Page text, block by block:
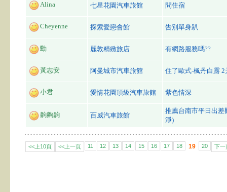
Alina 七星花園汽車旅館 問住宿
Cheyenne 探索愛戀會館 告別單身趴
勳 麗敦精緻旅店 有網路服務嗎??
黃志安 阿曼城市汽車旅館 住了歐式-楓丹白露 2
小君 愛情花園頂級汽車旅館 紫色情深
齁齁齁 百威汽車旅館
推薦台南市平日出差
淨)
<<上10頁 <<上一頁 11 12 13 14 15 16 17 18 19 20 下一